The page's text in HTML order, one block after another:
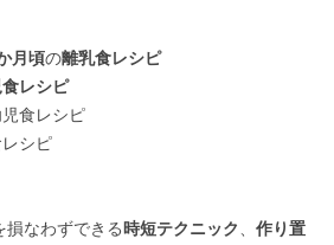
月頃の離乳食レシピ
レシピ
食レシピ
シピ
なわずできる時短テクニック
作り置